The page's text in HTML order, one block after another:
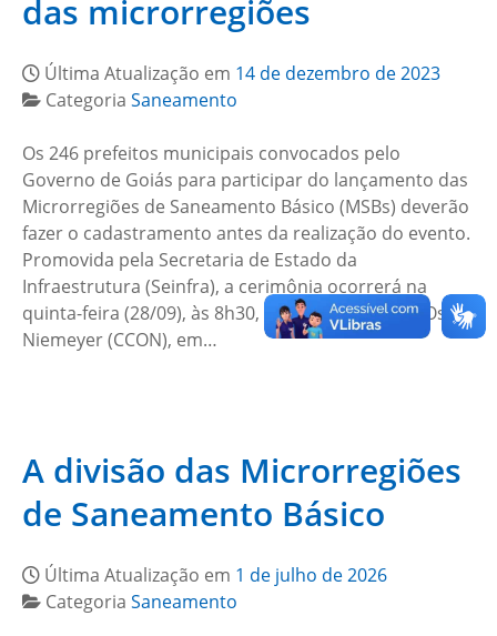
das microrregiões
Última Atualização em 14 de dezembro de 2023
Categoria Saneamento
Os 246 prefeitos municipais convocados pelo
Governo de Goiás para participar do lançamento das
Microrregiões de Saneamento Básico (MSBs) deverão
fazer o cadastramento antes da realização do evento.
Promovida pela Secretaria de Estado da
Infraestrutura (Seinfra), a cerimônia ocorrerá na
quinta-feira (28/09), às 8h30, no Centro Cultural Oscar
Niemeyer (CCON), em…
A divisão das Microrregiões
de Saneamento Básico
Última Atualização em 1 de julho de 2026
Categoria Saneamento